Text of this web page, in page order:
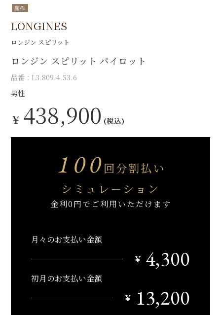
新作
LONGINES
ロンジン スピリット
ロンジン スピリット パイロット
品番：L3.809.4.53.6
男性
￥ 438,900 (税込)
100回分割払い
シミュレーション
金利0円でご利用いただけます
月々のお支払い金額
￥ 4,300
初月のお支払い金額
￥
13,200